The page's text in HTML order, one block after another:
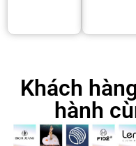
Khách
hành